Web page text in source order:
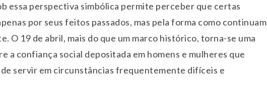
essa perspectiva simbólica permite perceber que certas
por seus feitos passados, mas pela forma como continuam
O 19 de abril, mais do que um marco histórico, torna-se uma
a confiança social depositada em homens e mulheres que
de servir em circunstâncias frequentemente difíceis e